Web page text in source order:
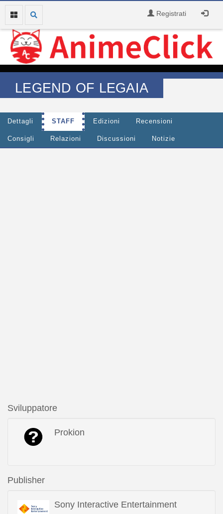
Registrati
LEGEND OF LEGAIA
Dettagli STAFF Edizioni Recensioni
Consigli Relazioni Discussioni Notizie
Sviluppatore
Prokion
Publisher
Sony Interactive Entertainment